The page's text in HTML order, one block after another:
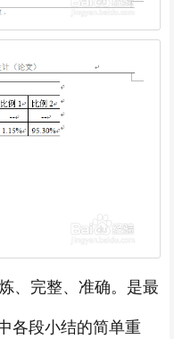
、完整、准确。是最
各段小结的简单重